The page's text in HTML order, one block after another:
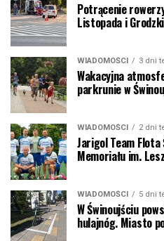
Potrącenie
Listopada i
WIADOMOŚCI 3 dni
Wakacyjna
parkrunie w
WIADOMOŚCI 2 dni
Jarigol Team Flota
Memoriału im.
WIADOMOŚCI 5 dni
W Świnoujściu
hulajnóg. Miasto